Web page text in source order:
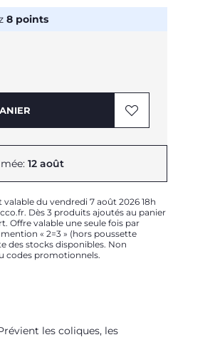
8 points
12 août
du vendredi 7 août 2026 18h
Dès 3 produits ajoutés au panier
Offre valable une seule fois par
« 2=3 » (hors poussette
des stocks disponibles. Non
codes promotionnels.
les coliques, les